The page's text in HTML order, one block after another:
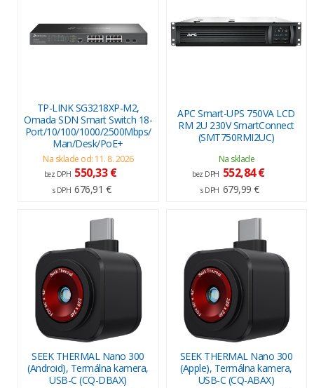
TP-LINK SG3218XP-M2,
Omada SDN Smart Switch 18-
Port/10/100/1000/2500Mbps/
Man/Desk/PoE+
Na sklade od: 11. 8. 2026
bez DPH 550,33 €
s DPH 676,91 €
APC Smart-UPS 750VA LCD
RM 2U 230V SmartConnect
(SMT750RMI2UC)
Na sklade
bez DPH 552,84 €
s DPH 679,99 €
SEEK THERMAL Nano 300
(Android), Termálna kamera,
USB-C (CQ-DBAX)
SEEK THERMAL Nano 300
(Apple), Termálna kamera,
USB-C (CQ-ABAX)